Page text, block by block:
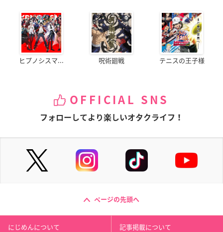
ヒプノシスマ... 呪術廻戦 テニスの王子様
OFFICIAL SNS
フォローしてより楽しいオタクライフ！
ページの先頭へ
にじめんについて 記事掲載について